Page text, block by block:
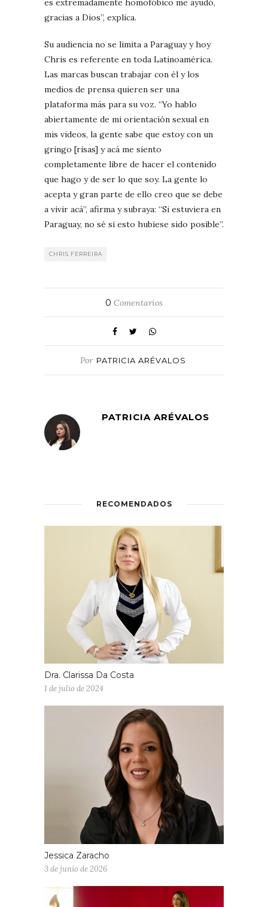
gracias a Dios”, explica.
Su audiencia no se limita a Paraguay y hoy
Chris es referente en toda Latinoamérica.
Las marcas buscan trabajar con él y los
medios de prensa quieren ser una
plataforma más para su voz. “Yo hablo
abiertamente de mi orientación sexual en
mis videos, la gente sabe que estoy con un
gringo [risas] y acá me siento
completamente libre de hacer el contenido
que hago y de ser lo que soy. La gente lo
acepta y gran parte de ello creo que se debe
a vivir acá”, afirma y subraya: “Si estuviera en
Paraguay, no sé si esto hubiese sido posible”.
CHRIS FERREIRA
0 Comentarios
Por PATRICIA ARÉVALOS
PATRICIA ARÉVALOS
RECOMENDADOS
Dra. Clarissa Da Costa
1 de julio de 2024
Jessica Zaracho
3 de junio de 2026